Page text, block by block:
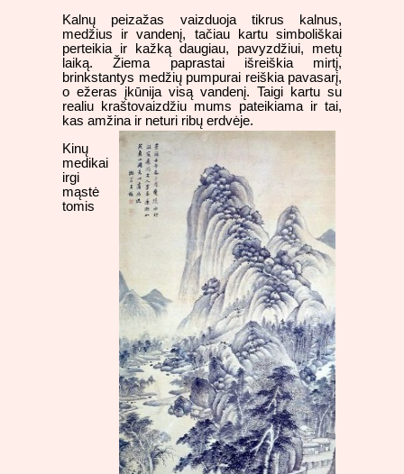
Kalnų peizažas vaizduoja tikrus kalnus,
medžius ir vandenį, tačiau kartu simboliškai
perteikia ir kažką daugiau, pavyzdžiui, metų
laiką. Žiema paprastai išreiškia mirtį,
brinkstantys medžių pumpurai reiškia pavasarį,
o ežeras įkūnija visą vandenį. Taigi kartu su
realiu kraštovaizdžiu mums pateikiama ir tai,
kas amžina ir neturi ribų erdvėje.
Kinų
medikai
irgi
mąstė
tomis